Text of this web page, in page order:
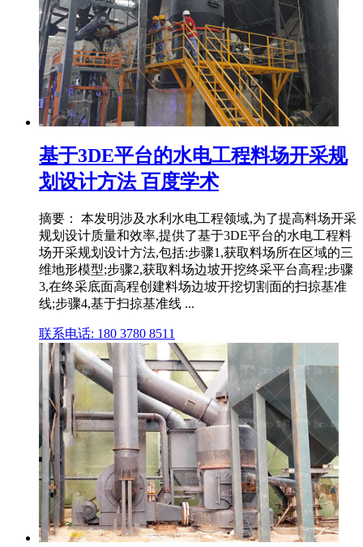
基于3DE平台的水电工程料场开采规
划设计方法 百度学术
摘要： 本发明涉及水利水电工程领域,为了提高料场开采
规划设计质量和效率,提供了基于3DE平台的水电工程料
场开采规划设计方法,包括:步骤1,获取料场所在区域的三
维地形模型;步骤2,获取料场边坡开挖终采平台高程;步骤
3,在终采底面高程创建料场边坡开挖切割面的扫掠基准
线;步骤4,基于扫掠基准线 ...
联系电话: 180 3780 8511